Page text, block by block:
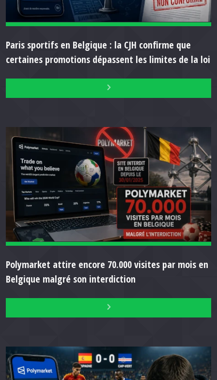
Paris sportifs en Belgique : la CJH confirme que
certaines promotions dépassent les limites de la loi
Polymarket attire encore 70.000 visites par mois en
Belgique malgré son interdiction